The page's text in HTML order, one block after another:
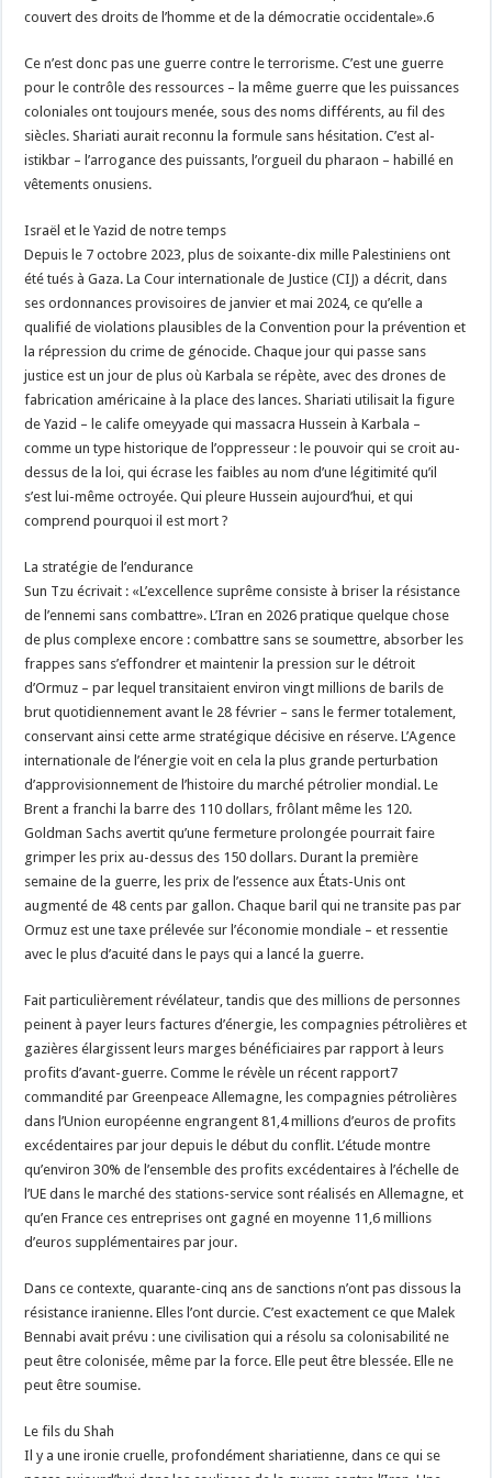
couvert des droits de l’homme et de la démocratie occidentale».6
Ce n’est donc pas une guerre contre le terrorisme. C’est une guerre
pour le contrôle des ressources – la même guerre que les puissances
coloniales ont toujours menée, sous des noms différents, au fil des
siècles. Shariati aurait reconnu la formule sans hésitation. C’est al-
istikbar – l’arrogance des puissants, l’orgueil du pharaon – habillé en
vêtements onusiens.
Israël et le Yazid de notre temps
Depuis le 7 octobre 2023, plus de soixante-dix mille Palestiniens ont
été tués à Gaza. La Cour internationale de Justice (CIJ) a décrit, dans
ses ordonnances provisoires de janvier et mai 2024, ce qu’elle a
qualifié de violations plausibles de la Convention pour la prévention et
la répression du crime de génocide. Chaque jour qui passe sans
justice est un jour de plus où Karbala se répète, avec des drones de
fabrication américaine à la place des lances. Shariati utilisait la figure
de Yazid – le calife omeyyade qui massacra Hussein à Karbala –
comme un type historique de l’oppresseur : le pouvoir qui se croit au-
dessus de la loi, qui écrase les faibles au nom d’une légitimité qu’il
s’est lui-même octroyée. Qui pleure Hussein aujourd’hui, et qui
comprend pourquoi il est mort ?
La stratégie de l’endurance
Sun Tzu écrivait : «L’excellence suprême consiste à briser la résistance
de l’ennemi sans combattre». L’Iran en 2026 pratique quelque chose
de plus complexe encore : combattre sans se soumettre, absorber les
frappes sans s’effondrer et maintenir la pression sur le détroit
d’Ormuz – par lequel transitaient environ vingt millions de barils de
brut quotidiennement avant le 28 février – sans le fermer totalement,
conservant ainsi cette arme stratégique décisive en réserve. L’Agence
internationale de l’énergie voit en cela la plus grande perturbation
d’approvisionnement de l’histoire du marché pétrolier mondial. Le
Brent a franchi la barre des 110 dollars, frôlant même les 120.
Goldman Sachs avertit qu’une fermeture prolongée pourrait faire
grimper les prix au-dessus des 150 dollars. Durant la première
semaine de la guerre, les prix de l’essence aux États-Unis ont
augmenté de 48 cents par gallon. Chaque baril qui ne transite pas par
Ormuz est une taxe prélevée sur l’économie mondiale – et ressentie
avec le plus d’acuité dans le pays qui a lancé la guerre.
Fait particulièrement révélateur, tandis que des millions de personnes
peinent à payer leurs factures d’énergie, les compagnies pétrolières et
gazières élargissent leurs marges bénéficiaires par rapport à leurs
profits d’avant-guerre. Comme le révèle un récent rapport7
commandité par Greenpeace Allemagne, les compagnies pétrolières
dans l’Union européenne engrangent 81,4 millions d’euros de profits
excédentaires par jour depuis le début du conflit. L’étude montre
qu’environ 30% de l’ensemble des profits excédentaires à l’échelle de
l’UE dans le marché des stations-service sont réalisés en Allemagne, et
qu’en France ces entreprises ont gagné en moyenne 11,6 millions
d’euros supplémentaires par jour.
Dans ce contexte, quarante-cinq ans de sanctions n’ont pas dissous la
résistance iranienne. Elles l’ont durcie. C’est exactement ce que Malek
Bennabi avait prévu : une civilisation qui a résolu sa colonisabilité ne
peut être colonisée, même par la force. Elle peut être blessée. Elle ne
peut être soumise.
Le fils du Shah
Il y a une ironie cruelle, profondément shariatienne, dans ce qui se